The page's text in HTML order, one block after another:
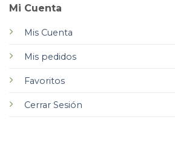
Mi Cuenta
Mis Cuenta
Mis pedidos
Favoritos
Cerrar Sesión